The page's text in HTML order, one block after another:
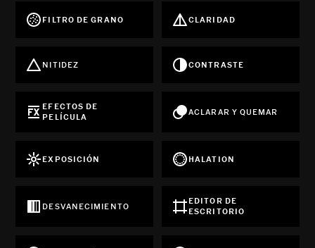
FILTRO DE GRANO CLARIDAD
NITIDEZ CONTRASTE
EFECTOS DE
PELÍCULA
ACLARAR Y QUEMAR
EXPOSICIÓN HALATION
DESVANECIMIENTO
EDITOR DE
ESCRITORIO